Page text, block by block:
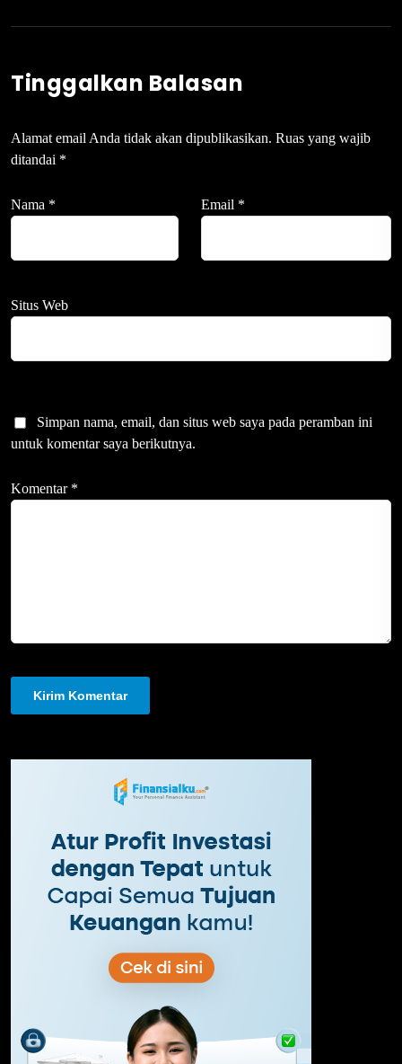
Tinggalkan Balasan
Alamat email Anda tidak akan dipublikasikan. Ruas yang wajib
ditandai *
Nama * Email *
Situs Web
Simpan nama, email, dan situs web saya pada peramban ini
untuk komentar saya berikutnya.
Komentar *